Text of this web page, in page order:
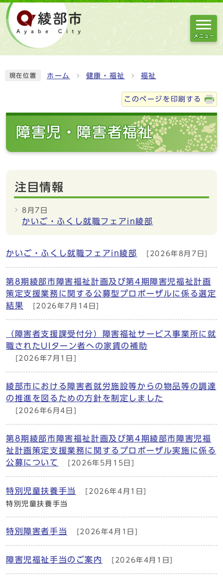
メニュー
現在位置 ホーム 健康・福祉 福祉
このページを印刷する
障害児・障害者福祉
注目情報
8月7日
かいご・ふくし就職フェアin綾部
かいご・ふくし就職フェアin綾部 [2026年8月7日]
第8期綾部市障害福祉計画及び第4期障害児福祉計画
策定支援業務に関する公募型プロポーザルに係る選定
結果
[2026年7月14日]
（障害者支援課受付分）障害福祉サービス事業所に就
職されたUIターン者への家賃の補助
[2026年7月1日]
綾部市における障害者就労施設等からの物品等の調達
の推進を図るための方針を制定しました
[2026年6月4日]
第8期綾部市障害福祉計画及び第4期綾部市障害児福
祉計画策定支援業務に関するプロポーザル実施に係る
公募について
[2026年5月15日]
特別児童扶養手当 [2026年4月1日]
特別児童扶養手当
特別障害者手当 [2026年4月1日]
障害児福祉手当のご案内 [2026年4月1日]